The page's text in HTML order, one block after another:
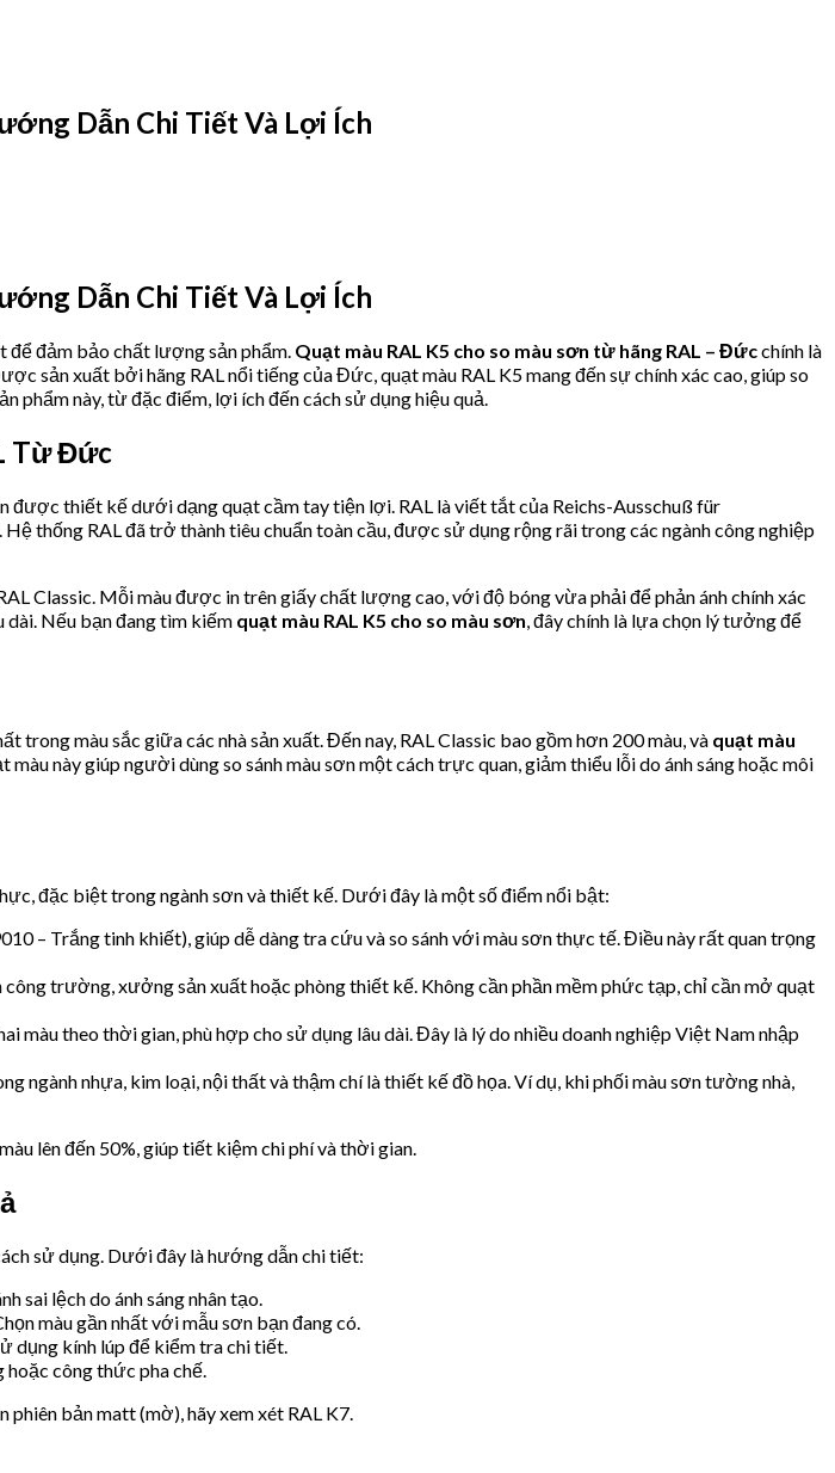
Dẫn Chi Tiết Và Lợi Ích
Dẫn Chi Tiết Và Lợi Ích
để đảm bảo chất lượng sản phẩm. Quạt màu RAL K5 cho so màu sơn từ hãng RAL – Đứcchính là
sản xuất bởi hãng RAL nổi tiếng của Đức, quạt màu RAL K5 mang đến sự chính xác cao, giúp so
phẩm này, từ đặc điểm, lợi ích đến cách sử dụng hiệu quả.
Từ Đức
được thiết kế dưới dạng quạt cầm tay tiện lợi. RAL là viết tắt của Reichs-Ausschuß für
thống RAL đã trở thành tiêu chuẩn toàn cầu, được sử dụng rộng rãi trong các ngành công nghiệp
Classic. Mỗi màu được in trên giấy chất lượng cao, với độ bóng vừa phải để phản ánh chính xác
Nếu bạn đang tìm kiếm quạt màu RAL K5 cho so màu sơn, đây chính là lựa chọn lý tưởng để
màu sắc giữa các nhà sản xuất. Đến nay, RAL Classic bao gồm hơn 200 màu, và quạt màu
này giúp người dùng so sánh màu sơn một cách trực quan, giảm thiểu lỗi do ánh sáng hoặc môi
đặc biệt trong ngành sơn và thiết kế. Dưới đây là một số điểm nổi bật:
– Trắng tinh khiết), giúp dễ dàng tra cứu và so sánh với màu sơn thực tế. Điều này rất quan trọng
trường, xưởng sản xuất hoặc phòng thiết kế. Không cần phần mềm phức tạp, chỉ cần mở quạt
màu theo thời gian, phù hợp cho sử dụng lâu dài. Đây là lý do nhiều doanh nghiệp Việt Nam nhập
ngành nhựa, kim loại, nội thất và thậm chí là thiết kế đồ họa. Ví dụ, khi phối màu sơn tường nhà,
lên đến 50%, giúp tiết kiệm chi phí và thời gian.
sử dụng. Dưới đây là hướng dẫn chi tiết:
sai lệch do ánh sáng nhân tạo.
màu gần nhất với mẫu sơn bạn đang có.
dụng kính lúp để kiểm tra chi tiết.
công thức pha chế.
phiên bản matt (mờ), hãy xem xét RAL K7.